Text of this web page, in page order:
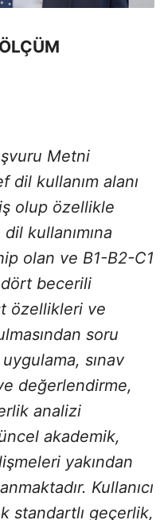
Metni
kullanım alanı
olup özellikle
kullanımına
olan ve B1-B2-C1
becerili
özellikleri ve
soru
sınav
değerlendirme,
analizi
akademik,
yakından
Kullanıcı
standartlı geçerlik,